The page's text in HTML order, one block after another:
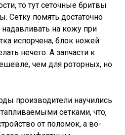
то тут сеточные бритвы
Сетку помять достаточно
на кожу при
испорчена, блок ножей
нечего. А запчасти к
чем для роторных, но
производители научились
сетками, что,
от поломок, а во-